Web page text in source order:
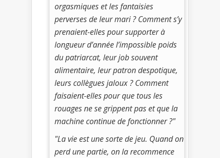
orgasmiques et les fantaisies
perverses de leur mari ? Comment s’y
prenaient-elles pour supporter à
longueur d’année l’impossible poids
du patriarcat, leur job souvent
alimentaire, leur patron despotique,
leurs collègues jaloux ? Comment
faisaient-elles pour que tous les
rouages ne se grippent pas et que la
machine continue de fonctionner ?"
"La vie est une sorte de jeu. Quand on
perd une partie, on la recommence